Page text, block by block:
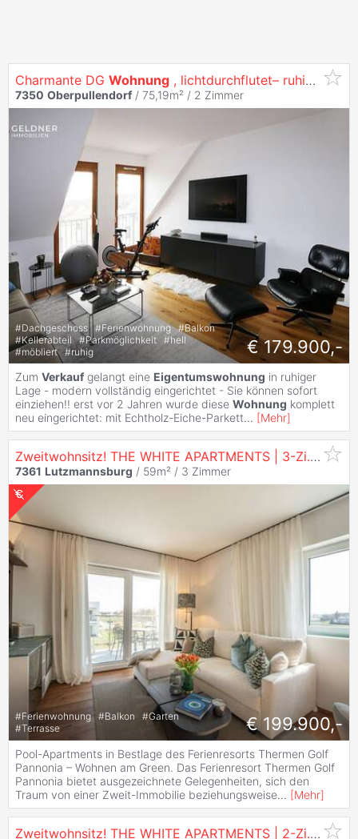
Charmante DG Wohnung , lichtdurchflutet– ruhige Lage - Parkplatz - sofort verfügbar!
7350 Oberpullendorf / 75,19m² / 2 Zimmer
#Dachgeschoss #Ferienwohnung #Balkon
#Kellerabteil #Parkmöglichkeit #hell
#möbliert #ruhig € 179.900,-
Zum Verkauf gelangt eine Eigentumswohnung in ruhiger
Lage - modern vollständig eingerichtet - Sie können sofort
einziehen!! erst vor 2 Jahren wurde diese Wohnung komplett
neu eingerichtet: mit Echtholz-Eiche-Parkett... [Mehr]
Zweitwohnsitz! THE WHITE APARTMENTS | 3-Zi.
7361 Lutzmannsburg / 59m² / 3 Zimmer
#Ferienwohnung #Balkon #Garten
#Terrasse € 199.900,-
Pool-Apartments in Bestlage des Ferienresorts Thermen Golf
Pannonia – Wohnen am Green. Das Ferienresort Thermen Golf
Pannonia bietet ausgezeichnete Gelegenheiten, sich den
Traum von einer Zweit-Immobilie beziehungsweise... [Mehr]
Zweitwohnsitz! THE WHITE APARTMENTS | 2-Zi.